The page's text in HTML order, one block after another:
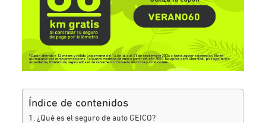
Índice de contenidos
¿Qué es el seguro de auto GEICO?